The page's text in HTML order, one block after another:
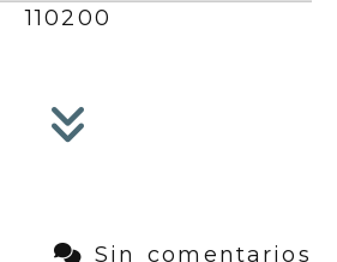
110200
Sin comentarios